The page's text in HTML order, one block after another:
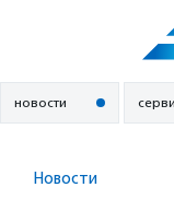
новости
Новости